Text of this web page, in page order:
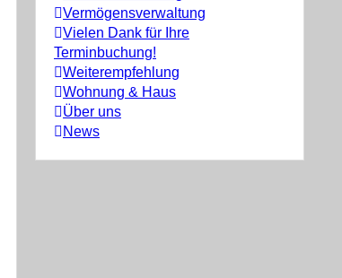
Vermögensverwaltung
Vielen Dank für Ihre
Terminbuchung!
Weiterempfehlung
Wohnung & Haus
Über uns
News